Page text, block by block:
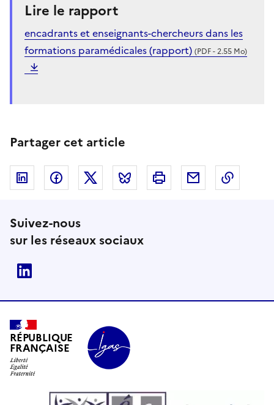
Lire le rapport
encadrants et enseignants-chercheurs dans les
formations paramédicales (rapport) (PDF - 2.55 Mo)
Partager cet article
Linkedin FacebookTwitter Bluesky Imprimer Courriel
Suivez-nous
sur les réseaux sociaux
RÉPUBLIQUE
FRANÇAISE